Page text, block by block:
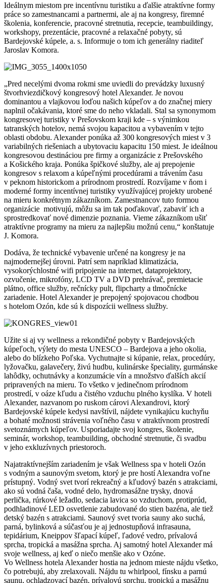
Ideálnym miestom pre incentívnu turistiku a ďalšie atraktívne formy
práce so zamestnancami a partnermi, ale aj na kongresy, firemné
školenia, konferencie, pracovné stretnutia, recepcie, teambuildingy,
workshopy, prezentácie, pracovné a relaxačné pobyty, sú
Bardejovské kúpele, a. s. Informuje o tom ich generálny riaditeľ
Jaroslav Komora.
„Pred necelými dvoma rokmi sme uviedli do prevádzky luxusný
štvorhviezdičkový kongresový hotel Alexander. Je novou
dominantou a vlajkovou loďou našich kúpeľov a do značnej miery
naplnil očakávania, ktoré sme do neho vkladali. Stal sa synonymom
kongresovej turistiky v Prešovskom kraji kde – s výnimkou
tatranských hotelov, nemá svojou kapacitou a vybavením v tejto
oblasti obdobu. Alexander ponúka až 300 kongresových miest v 3
variabilných riešeniach a ubytovaciu kapacitu 150 miest. Je ideálnou
kongresovou destináciou pre firmy a organizácie z Prešovského
a Košického kraja. Ponúka špičkové služby, ale aj prepojenie
kongresov s relaxom a kúpeľnými procedúrami a trávením času
v peknom historickom a prírodnom prostredí. Rozvíjame v ňom i
moderné formy incentívnej turistiky využívajúcej projekty urobené
na mieru konkrétnym zákazníkom. Zamestnancov tuto formou
organizácie motivujú, môžu sa im tak poďakovať, zabaviť ich a
sprostredkovať nové dimenzie poznania. Vieme zákazníkom ušiť
atraktívne programy na mieru za najlepšiu možnú cenu,“ konštatuje
J. Komora.
Dodáva, že technické vybavenie určené na kongresy je na
najmodernejšej úrovni. Patrí sem napríklad klimatizácia,
vysokorýchlostné wifi pripojenie na internet, dataprojektory,
ozvučenie, mikrofóny, LCD TV a DVD prehrávač, premietacie
plátno, office služby, rečnícky pult, flipcharty a tlmočnícke
zariadenie. Hotel Alexander je prepojený spojovacou chodbou
s hotelom Ozón, kde sú k dispozícii wellness služby.
Užite si aj vy wellness a rekondičné pobyty v Bardejovských
kúpeľoch, výlety do mesta UNESCO – Bardejova a jeho okolia,
alebo do blízkeho Poľska. Vychutnajte si kúpanie, relax, procedúry,
lyžovačku, galavečery, živú hudbu, kulinárske špeciality, gurmánske
lahôdky, ochutnávky a konzumácie vín a množstvo ďalších akcií
pripravených na mieru. To všetko v jedinečnom prírodnom
prostredí, v oáze kľudu a čistého vzduchu plného kyslíka. V hoteli
Alexander, nazvanom po ruskom cárovi Alexandrovi, ktorý
Bardejovské kúpele kedysi navštívil, nájdete vynikajúcu kuchyňu
a bohaté možnosti strávenia voľného času v atraktívnom prostredí
svetoznámych kúpeľov. Usporiadajte svoj kongres, školenie,
seminár, workshop, teambuilding, obchodné stretnutie, či svadbu
v jeho exkluzívnych priestoroch.
Najatraktívnejším zariadením je však Wellness spa v hoteli Ozón
s vodným a saunovým svetom, ktorý je pre hostí Alexandra voľne
prístupný. Vodný svet tvorí rekreačný a kľudový bazén s atrakciami,
ako sú vodná čaša, vodné delo, hydromasážne trysky, dnová
perlička, rúrkové ležadlo, sedacia lavica so vzduchom, protiprúd,
podhladinové LED osvetlenie zabudované do stien bazéna, ale tiež
detský bazén s atrakciami. Saunový svet tvoria sauny ako suchá,
parná, bylinková a súčasťou je aj jednostupňová infrasauna,
tepidárium, Kneippov šľapací kúpeľ, ľadové vedro, prívalová
sprcha, tropická a masážna sprcha. Aj samotný hotel Alexander má
svoje wellness, aj keď o niečo menšie ako v Ozóne.
Vo Wellness hotela Alexander hostia na jednom mieste nájdu všetko,
čo potrebujú, aby zrelaxovali. Nájdu tu whirlpool, fínsku a parnú
saunu, ochladzovací bazén, prívalovú sprchu, tropickú a masážnu